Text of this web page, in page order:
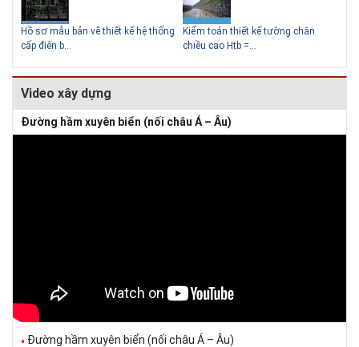
tường
Hồ sơ mẫu bản vẽ thiết kế hệ thống
cấp điện b...
Kiểm toán thiết kế tường chắn
chiều cao Htb =...
Video xây dựng
Đường hầm xuyên biển (nối châu Á – Âu)
Đường hầm xuyên biển (nối châu Á – Âu)